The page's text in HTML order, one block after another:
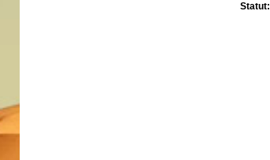
Statut: